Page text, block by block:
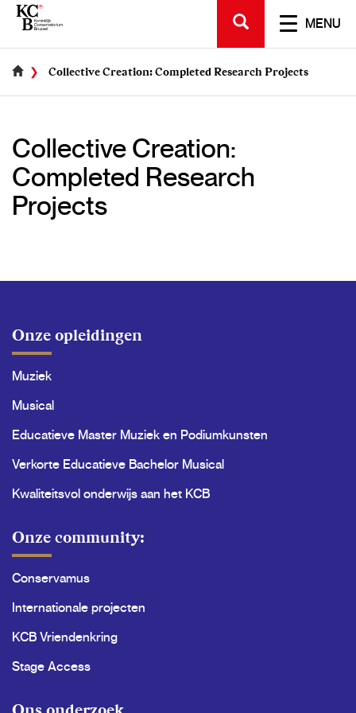
Skip
MENU
SEARCH
Collective Creation: Completed Research Projects
Collective Creation:
Completed Research
Projects
Onze opleidingen
Muziek
Musical
Educatieve Master Muziek en Podiumkunsten
Verkorte Educatieve Bachelor Musical
Kwaliteitsvol onderwijs aan het KCB
Onze community:
Conservamus
Internationale projecten
KCB Vriendenkring
Stage Access